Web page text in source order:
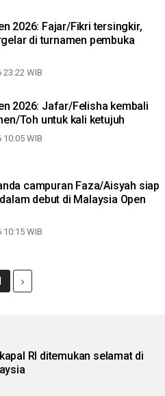
2026: Fajar/Fikri tersingkir,
di turnamen pembuka
23:22 WIB
2026: Jafar/Felisha kembali
Toh untuk kali ketujuh
10:05 WIB
campuran Faza/Aisyah siap
debut di Malaysia Open
10:15 WIB
RI ditemukan selamat di